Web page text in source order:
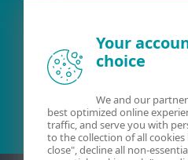
Your
choice
We and our
best optimized online
traffic, and serve you with
to the collection of all cookies
close", decline all non-